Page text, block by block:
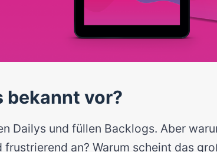
bekannt vor?
Dailys und füllen Backlogs. Aber
an? Warum scheint das